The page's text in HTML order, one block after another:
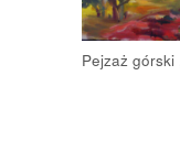
Pejzaż górski